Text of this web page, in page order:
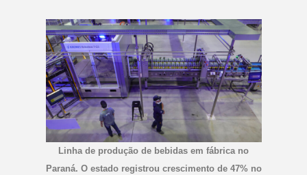
Linha de produção de bebidas em fábrica no
Paraná. O estado registrou crescimento de 47% no